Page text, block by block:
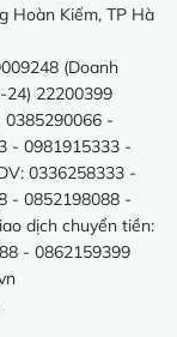
Hoàn Kiếm, TP Hà
(Doanh
24) 22200399
0385290066 -
- 0981915333 -
0336258333 -
- 0852198088 -
dịch chuyển tiền:
- 0862159399